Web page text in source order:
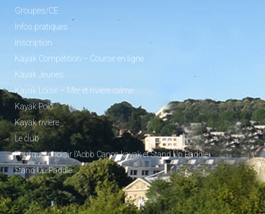
Groupes/CE
Infos pratiques
Inscription
Kayak Compétition – Course en ligne
Kayak Jeunes
Kayak Loisir – Mer et rivière calme
Kayak Polo
Kayak rivière
Le club
Pourquoi choisir l’Acbb Canoe-kayak et Stand Up Paddle
Stand Up Paddle
_